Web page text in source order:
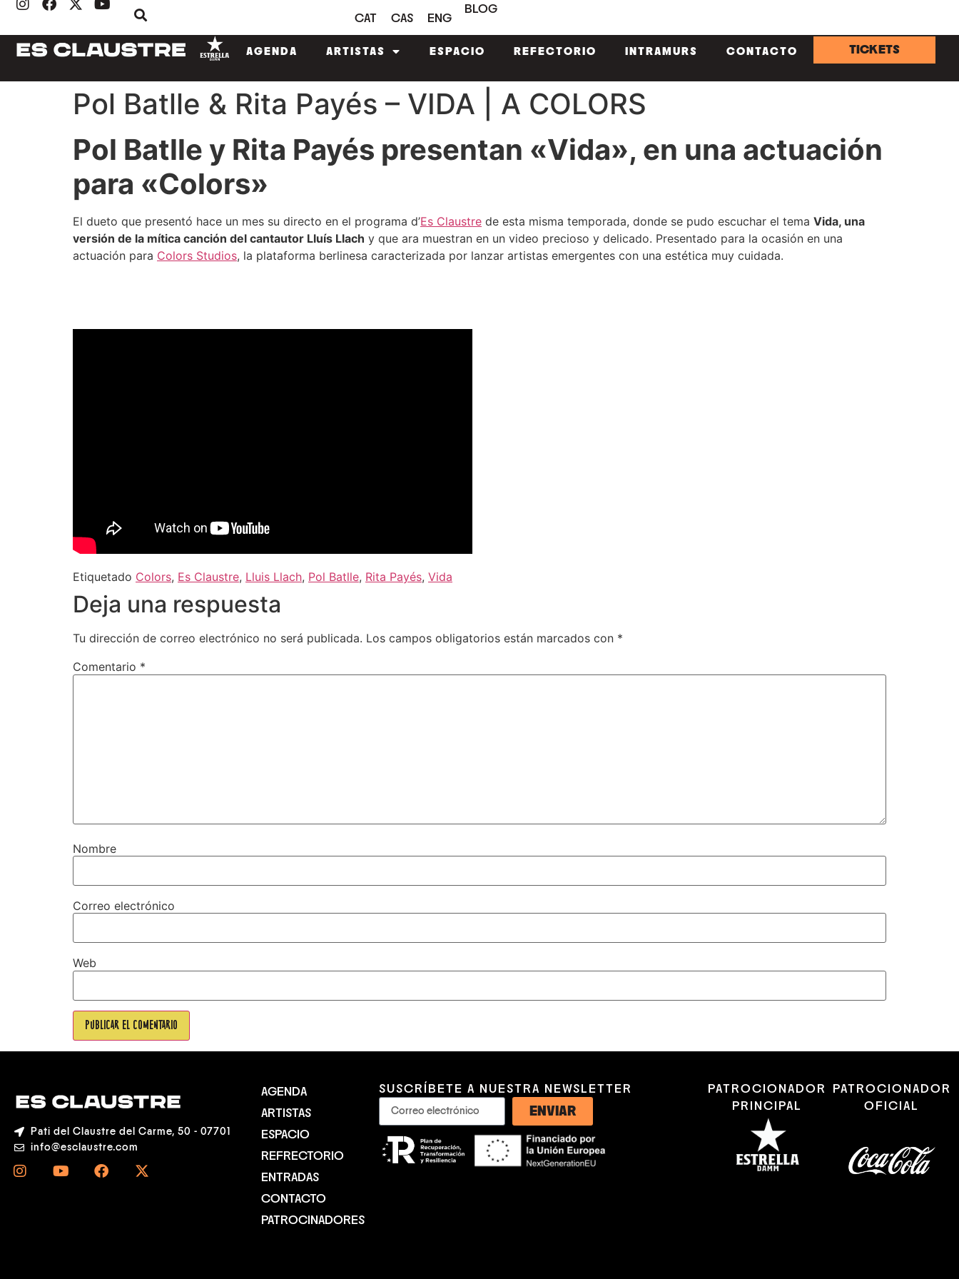
CAT CAS ENG
BLOG
AGENDA ARTISTAS ESPACIO REFECTORIO INTRAMURS CONTACTO TICKETS
Pol Batlle & Rita Payés – VIDA | A COLORS
Pol Batlle y Rita Payés presentan «Vida», en una actuación
para «Colors»
El dueto que presentó hace un mes su directo en el programa d’Es Claustre de esta misma temporada, donde se pudo escuchar el tema Vida, una
versión de la mítica canción del cantautor Lluís Llach y que ara muestran en un video precioso y delicado. Presentado para la ocasión en una
actuación para Colors Studios, la plataforma berlinesa caracterizada por lanzar artistas emergentes con una estética muy cuidada.
Etiquetado Colors, Es Claustre, Lluis Llach, Pol Batlle, Rita Payés, Vida
Deja una respuesta
Tu dirección de correo electrónico no será publicada. Los campos obligatorios están marcados con *
Comentario *
Nombre
Correo electrónico
Web
Pati del Claustre del Carme, 50 - 07701
info@esclaustre.com
AGENDA
ARTISTAS
ESPACIO
REFRECTORIO
ENTRADAS
CONTACTO
PATROCINADORES
SUSCRÍBETE A NUESTRA NEWSLETTER
ENVIAR
PATROCIONADOR
PRINCIPAL
PATROCIONADOR
OFICIAL